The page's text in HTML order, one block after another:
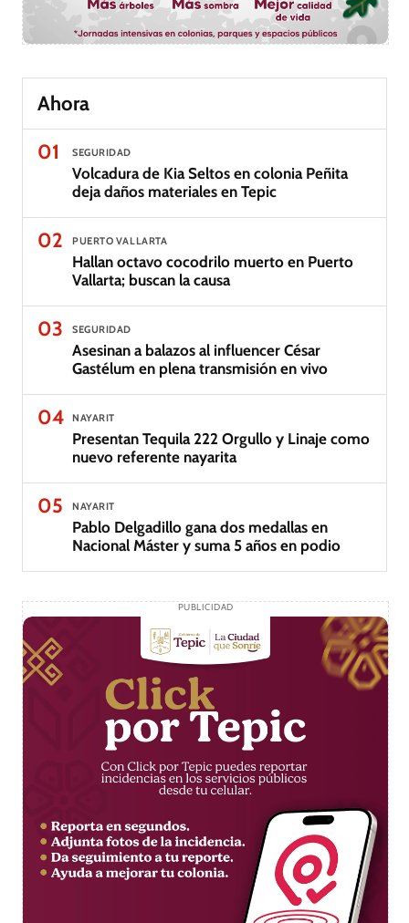
Ahora
01
SEGURIDAD
Volcadura de Kia Seltos en colonia Peñita
deja daños materiales en Tepic
02 PUERTO VALLARTA
Hallan octavo cocodrilo muerto en Puerto
Vallarta; buscan la causa
03 SEGURIDAD
Asesinan a balazos al influencer César
Gastélum en plena transmisión en vivo
04 NAYARIT
Presentan Tequila 222 Orgullo y Linaje como
nuevo referente nayarita
05 NAYARIT
Pablo Delgadillo gana dos medallas en
Nacional Máster y suma 5 años en podio
PUBLICIDAD